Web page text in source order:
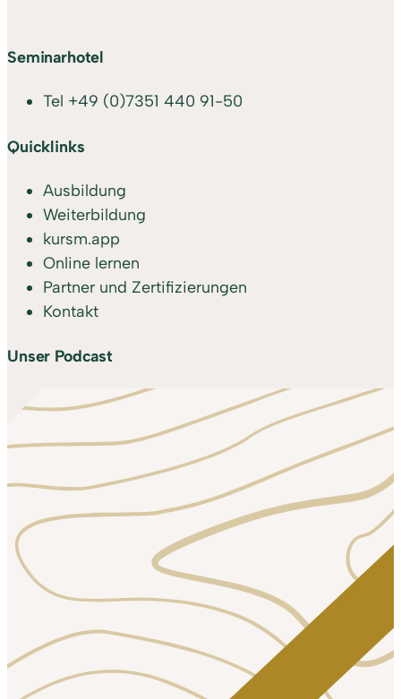
Seminarhotel
Tel +49 (0)7351 440 91-50
Quicklinks
Ausbildung
Weiterbildung
kursm.app
Online lernen
Partner und Zertifizierungen
Kontakt
Unser Podcast